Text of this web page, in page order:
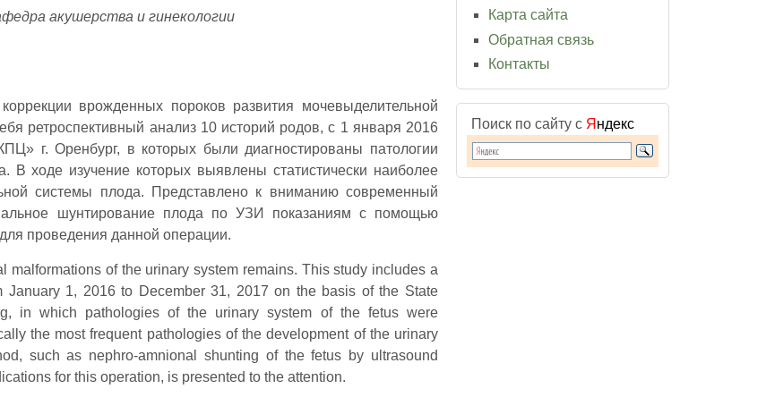
акушерства и гинекологии
врожденных пороков развития мочевыделительной
ретроспективный анализ 10 историй родов, с 1 января 2016
г. Оренбург, в которых были диагностированы патологии
В ходе изучение которых выявлены статистически наиболее
системы плода. Представлено к вниманию современный
шунтирование плода по УЗИ показаниям с помощью
проведения данной операции.
malformations of the urinary system remains. This study includes a
January 1, 2016 to December 31, 2017 on the basis of the State
in which pathologies of the urinary system of the fetus were
the most frequent pathologies of the development of the urinary
such as nephro-amnional shunting of the fetus by ultrasound
for this operation, is presented to the attention.
Карта сайта
Обратная связь
Контакты
Поиск по сайту с Я ндекс